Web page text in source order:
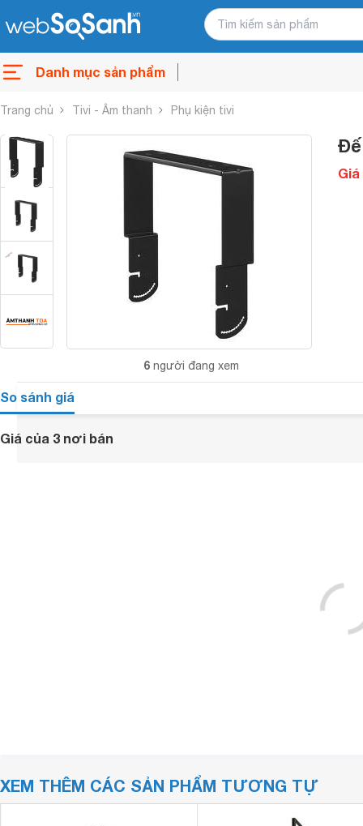
Danh mục sản phẩm
Trang chủ Tivi - Âm thanh Phụ kiện tivi
6 người đang xem
Đế
Giá
So sánh giá
Giá của 3 nơi bán
XEM THÊM CÁC SẢN PHẨM TƯƠNG TỰ